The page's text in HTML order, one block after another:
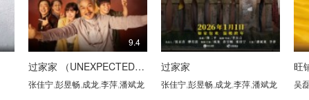
9.4
过家家 （UNEXPECTED FAMILY）
张佳宁,彭昱畅,成龙,李萍,潘斌龙
过家家
张佳宁,彭昱畅,成龙,李萍,潘斌龙 吴